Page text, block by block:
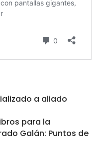
a aliado
para la
Galán: Puntos de